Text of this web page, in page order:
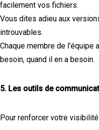
facilement vos fichiers.
Vous dites adieu aux
introuvables.
Chaque membre de l’équipe
besoin, quand il en a besoin.
5. Les outils de
Pour renforcer votre